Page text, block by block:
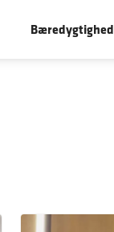
Bæredygtighed